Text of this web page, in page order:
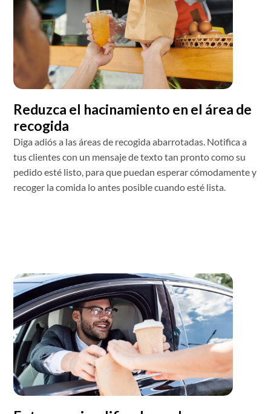
Reduzca el hacinamiento en el área de
recogida
Diga adiós a las áreas de recogida abarrotadas. Notifica a
tus clientes con un mensaje de texto tan pronto como su
pedido esté listo, para que puedan esperar cómodamente y
recoger la comida lo antes posible cuando esté lista.